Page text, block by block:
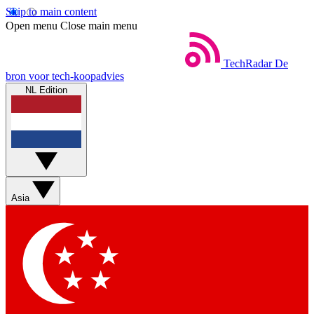
Skip to main content
Open menu Close main menu
TechRadar De
bron voor tech-koopadvies
NL Edition
Asia